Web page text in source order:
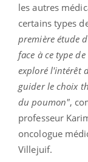
les autres
certains types
première étude
face à ce type
exploré l'intérêt
guider le choix
du poumon",
professeur
oncologue
Villejuif.